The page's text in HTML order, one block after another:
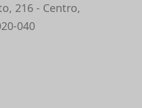
216 - Centro,
040